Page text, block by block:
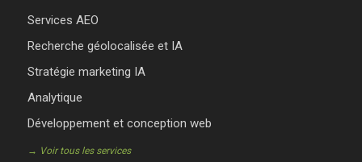
Services AEO
Recherche géolocalisée et IA
Stratégie marketing IA
Analytique
Développement et conception web
→ Voir tous les services